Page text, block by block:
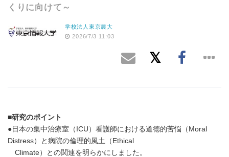
くりに向けて～
学校法人東京農大
2026/7/3 11:03
■研究のポイント
●日本の集中治療室（ICU）看護師における道徳的苦悩（Moral
Distress）と病院の倫理的風土（Ethical
Climate）との関連を明らかにしました。